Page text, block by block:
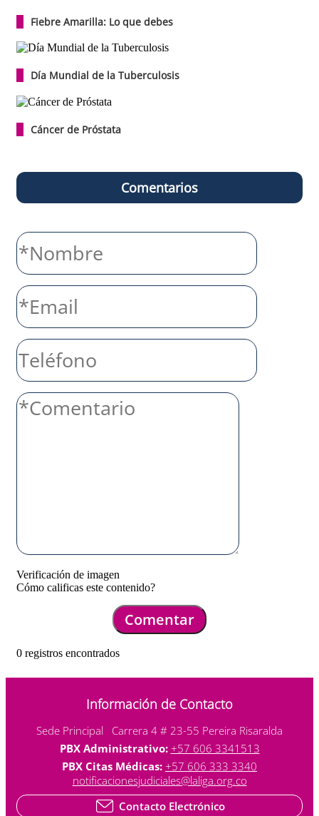
Fiebre Amarilla: Lo que debes
Día Mundial de la Tuberculosis
Cáncer de Próstata
Comentarios
Verificación de imagen
Cómo calificas este contenido?
Comentar
0 registros encontrados
Información de Contacto
Sede Principal Carrera 4 # 23-55 Pereira Risaralda
PBX Administrativo: +57 606 3341513
PBX Citas Médicas: +57 606 333 3340
notificacionesjudiciales@laliga.org.co
Contacto Electrónico